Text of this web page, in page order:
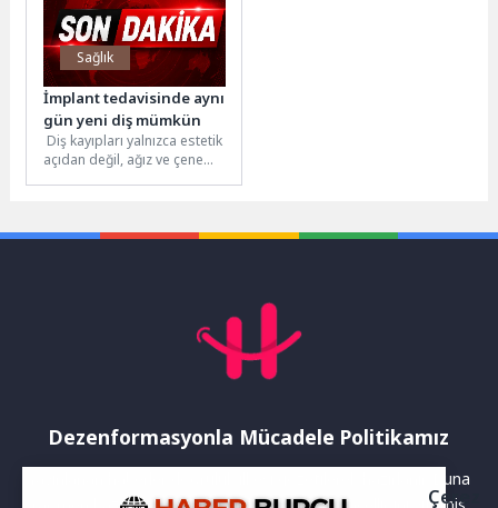
Sağlık
İmplant tedavisinde aynı
gün yeni diş mümkün
Diş kayıpları yalnızca estetik
açıdan değil, ağız ve çene
Dezenformasyonla Mücadele Politikamız
Yayınlanan haberler doğruluk ilkesi gözetilerek hazırlanır. Buna
Çerez